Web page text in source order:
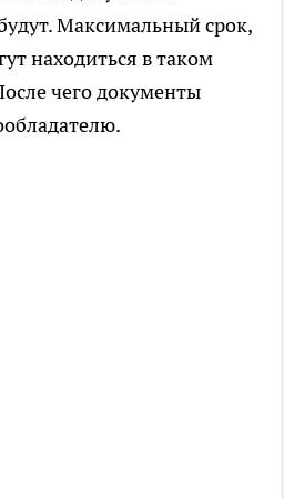
Максимальный срок,
находиться в таком
чего документы